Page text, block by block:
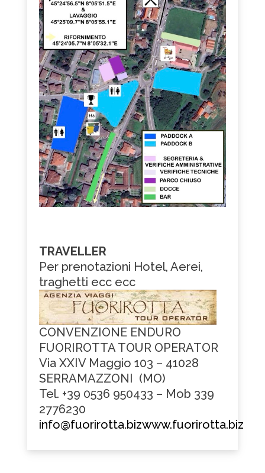
TRAVELLER
Per prenotazioni Hotel, Aerei,
traghetti ecc ecc
CONVENZIONE ENDURO
FUORIROTTA TOUR OPERATOR
Via XXIV Maggio 103 – 41028
SERRAMAZZONI (MO)
Tel. +39 0536 950433 – Mob 339
2776230
info@fuorirotta.bizwww.fuorirotta.biz